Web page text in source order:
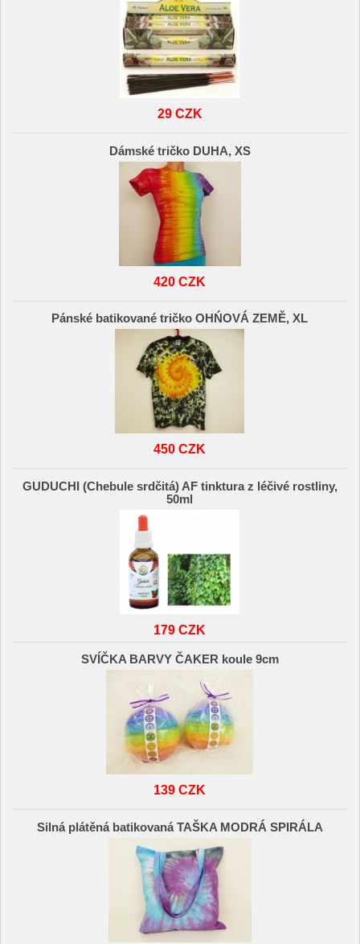
29 CZK
Dámské tričko DUHA, XS
420 CZK
Pánské batikované tričko OHŃOVÁ ZEMĚ, XL
450 CZK
GUDUCHI (Chebule srdčitá) AF tinktura z léčivé rostliny,
50ml
179 CZK
SVÍČKA BARVY ČAKER koule 9cm
139 CZK
Silná plátěná batikovaná TAŠKA MODRÁ SPIRÁLA